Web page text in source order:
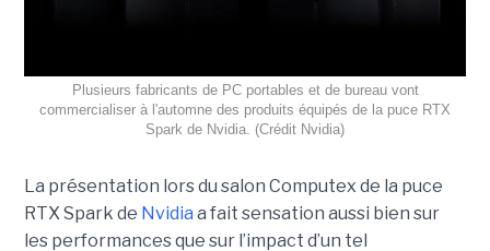
Plusieurs fabricants de PC portables et de bureau vont
commercialiser à l'automne des produits équipés de la puce RTX
Spark de Nvidia. (Crédit Nvidia)
La présentation lors du salon Computex de la puce
RTX Spark de Nvidia a fait sensation aussi bien sur
les performances que sur l’impact d’un tel